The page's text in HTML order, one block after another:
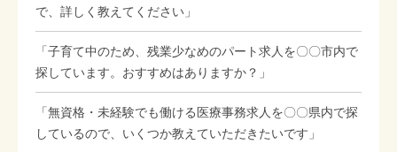
で、詳しく教えてください」
「子育て中のため、残業少なめのパート求人を〇〇市内で
探しています。おすすめはありますか？」
「無資格・未経験でも働ける医療事務求人を〇〇県内で探
しているので、いくつか教えていただきたいです」